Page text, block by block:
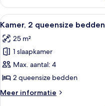
1
kingsize
bed
Alle
foto's
voor
Kamer,
2
queensize
bedden
laden
8
Kamer, 2 queensize bedden
25 m²
1 slaapkamer
Max. aantal: 4
2 queensize bedden
Meer informatie
Meer